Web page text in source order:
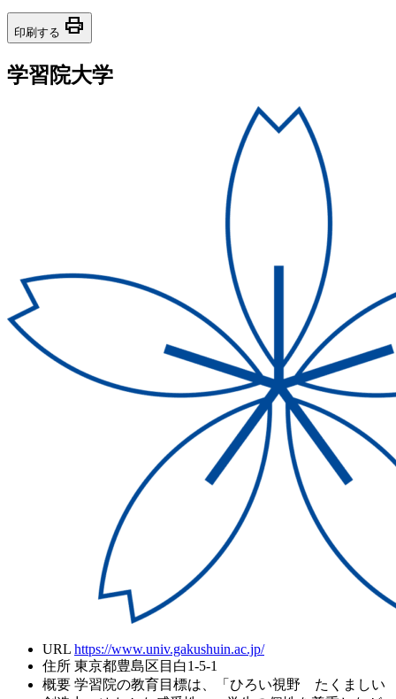
印刷する print
学習院大学
URL https://www.univ.gakushuin.ac.jp/
住所 東京都豊島区目白1-5-1
概要 学習院の教育目標は、「ひろい視野 たくましい